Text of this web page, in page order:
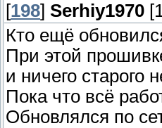
[198] Serhiy1970
Кто ещё
При этой
и ничего старого
Пока что всё
Обновлялся по